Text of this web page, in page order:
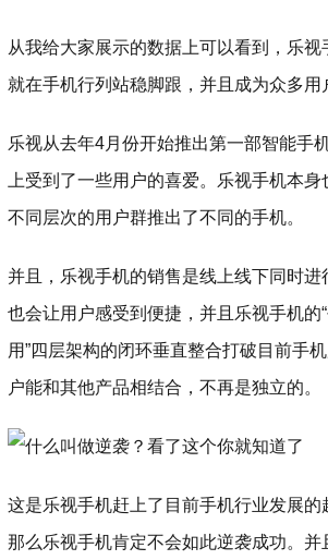
从我给大家展示的数据上可以看到，乐视
就在手机行列站稳脚跟，并且成为众多用
乐视从去年4月份开始推出第一部智能手
上受到了一些用户的喜爱。乐视手机本
不同层次的用户群推出了不同的手机。
并且，乐视手机的销售是线上线下同时进
也会让用户感受到便捷，并且乐视手机的
用”四层架构的闭环垂直整合打破目前手
户能和其他产品相结合，不再是独立的。
这是乐视手机赶上了目前手机行业发展的
那么乐视手机肯定不会如此逆袭成功。并